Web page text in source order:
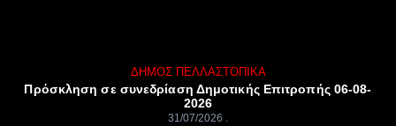
ΔΉΜΟΣ ΠΈΛΛΑΣΤΟΠΙΚΆ
Πρόσκληση σε συνεδρίαση Δημοτικής Επιτροπής 06-08-
2026
31/07/2026